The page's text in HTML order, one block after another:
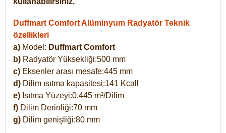
Duffmart Comfort Alüminyum Radyatör Teknik
özellikleri
a) Model: Duffmart Comfort
b) Radyatör Yüksekliği:500 mm
c) Eksenler arası mesafe:445 mm
d) Dilim ısıtma kapasitesi:141 Kcall
e) Isıtma Yüzeyi:0,445 m²/Dilim
f) Dilim Derinliği:70 mm
g) Dilim genişliği:80 mm